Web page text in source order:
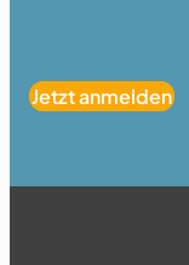
Jetzt anmelden